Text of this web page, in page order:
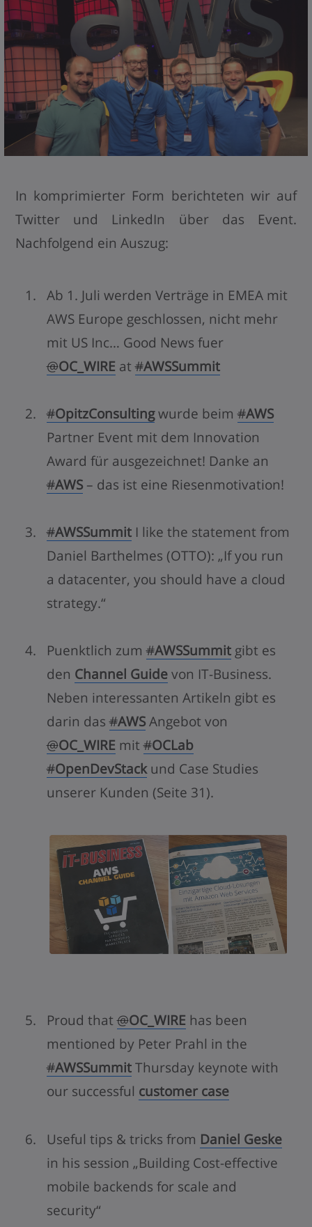
In komprimierter Form berichteten wir auf
Twitter und LinkedIn über das Event.
Nachfolgend ein Auszug:
Ab 1. Juli werden Verträge in EMEA mit
AWS Europe geschlossen, nicht mehr
mit US Inc… Good News fuer
@OC_WIRE at#AWSSummit
#OpitzConsultingwurde beim#AWS
Partner Event mit dem Innovation
Award für ausgezeichnet! Danke an
#AWS– das ist eine Riesenmotivation!
#AWSSummitI like the statement from
Daniel Barthelmes (OTTO): „If you run
a datacenter, you should have a cloud
strategy.“
Puenktlich zum#AWSSummitgibt es
den Channel Guidevon IT-Business.
Neben interessanten Artikeln gibt es
darin das#AWSAngebot von
@OC_WIRE mit#OCLab
#OpenDevStackund Case Studies
unserer Kunden (Seite 31).
Proud that@OC_WIRE has been
mentioned by Peter Prahl in the
#AWSSummitThursday keynote with
our successful customer case
Useful tips & tricks from Daniel Geske
in his session „Building Cost-effective
mobile backends for scale and
security“